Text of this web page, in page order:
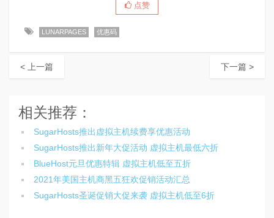
点赞
LUNARPAGES 优惠码
< 上一篇 下一篇 >
相关推荐：
SugarHosts推出虚拟主机续费享优惠活动
SugarHosts推出新年大促活动 虚拟主机最低六折
BlueHost元旦优惠特辑 虚拟主机低至五折
2021年美国主机商黑五狂欢促销活动汇总
SugarHosts圣诞促销大促来袭 虚拟主机低至6折